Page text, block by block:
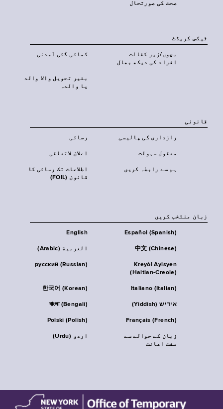
صحت کی صورتحال
ٹیکس کریڈٹ
کمائی گئی آمدنی
بچوں/زیر کفالت
افراد کی دیکھ بھال
بغیر تحویل والا والد
یا والدہ
قانونی
رسائی رازداری کی پالیسی
اعلان لاتعلقی معقول سہولت
اطلاعات تک رسائی کا
قانون (FOIL)
ہم سے رابطہ کریں
زبان منتخب کریں
English Español (Spanish)
العربية (Arabic) 中文 (Chinese)
русский (Russian)
Kreyòl Ayisyen
(Haitian-Creole)
한국어 (Korean) Italiano (Italian)
বাংলা (Bengali) אידיש (Yiddish)
Polski (Polish) Français (French)
اردو (Urdu)
زبان کے حوالے سے
مفت اعانت